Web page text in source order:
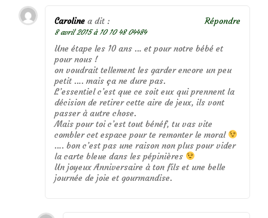
Caroline a dit :
8 avril 2015 à 10 10 48 04484
Une étape les 10 ans … et pour notre bébé et
pour nous !
on voudrait tellement les garder encore un peu
petit …. mais ça ne dure pas.
L’essentiel c’est que ce soit eux qui prennent la
décision de retirer cette aire de jeux, ils vont
passer à autre chose.
Mais pour toi c’est tout bénéf, tu vas vite
combler cet espace pour te remonter le moral
…. bon c’est pas une raison non plus pour vider
la carte bleue dans les pépinières
Un joyeux Anniversaire à ton fils et une belle
journée de joie et gourmandise.
Répondre